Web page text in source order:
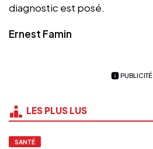
diagnostic est posé.
Ernest Famin
PUBLICITÉ
LES PLUS LUS
SANTÉ